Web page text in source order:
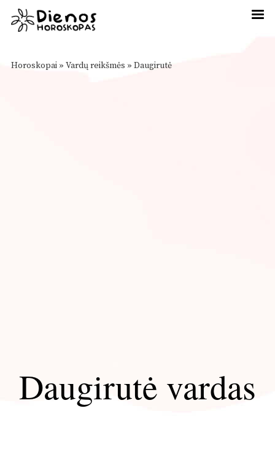
Horoskopai » Vardų reikšmės » Daugirutė
Daugirutė vardas